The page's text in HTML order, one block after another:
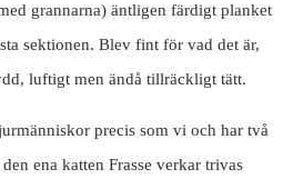
grannarna) äntligen färdigt planket
sektionen. Blev fint för vad det är,
luftigt men ändå tillräckligt tätt.
precis som vi och har två
ena katten Frasse verkar trivas